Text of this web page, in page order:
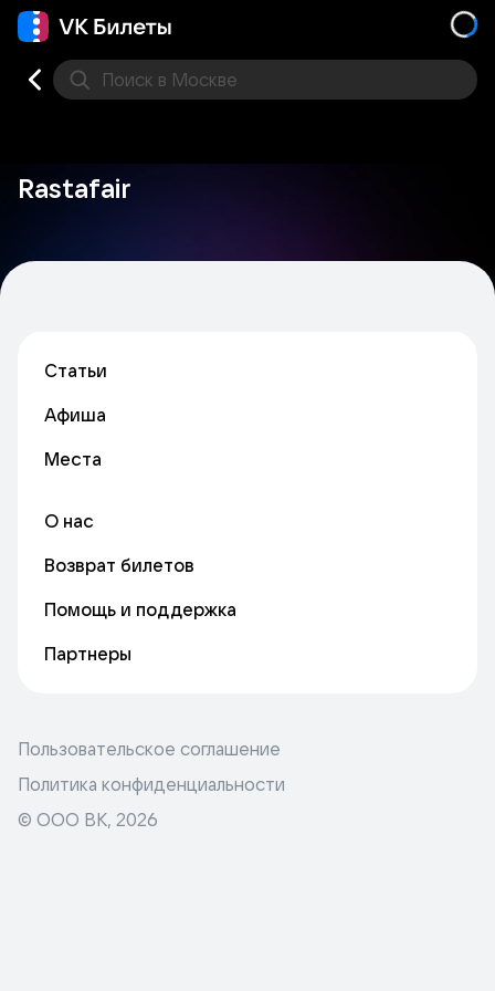
Поиск в Москве
Rastafair
Статьи
Афиша
Места
О нас
Возврат билетов
Помощь и поддержка
Партнеры
Пользовательское соглашение
Политика конфиденциальности
© ООО ВК, 2026